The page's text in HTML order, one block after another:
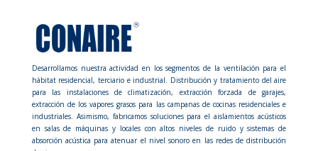
Desarrollamos nuestra actividad en los segmentos de la ventilación para el
hábitat residencial, terciario e industrial. Distribución y tratamiento del aire
para las instalaciones de climatización, extracción forzada de garajes,
extracción de los vapores grasos para las campanas de cocinas residenciales e
industriales. Asimismo, fabricamos soluciones para el aislamientos acústicos
en salas de máquinas y locales con altos niveles de ruido y sistemas de
absorción acústica para atenuar el nivel sonoro en las redes de distribución